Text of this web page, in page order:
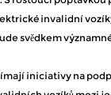
invalidní
svědkem
iniciativy na